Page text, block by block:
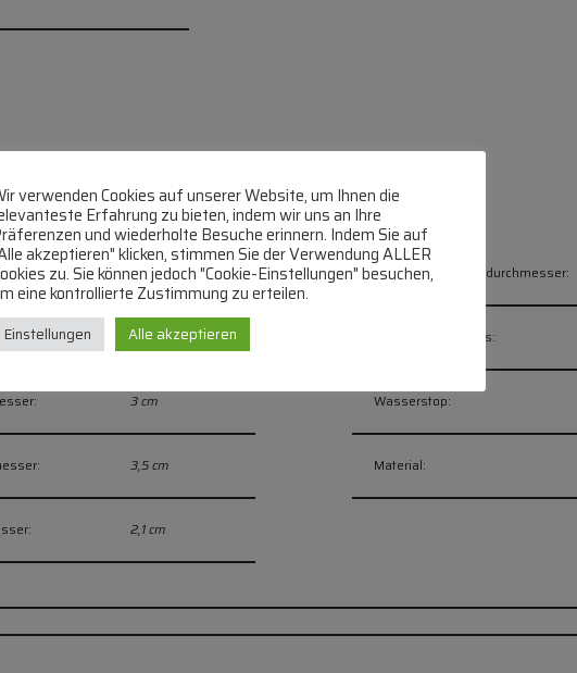
Ablaufschlauch
2,2 m
3 cm
3,5 cm
2,1 cm
Anschluss 2 Innendurchmesser:
Schlauchanschluss:
Wasserstop:
Material:
verwenden Cookies auf unserer Website, um Ihnen die
Erfahrung zu bieten, indem wir uns an Ihre
und wiederholte Besuche erinnern. Indem Sie auf
akzeptieren" klicken, stimmen Sie der Verwendung ALLER
zu. Sie können jedoch "Cookie-Einstellungen" besuchen,
eine kontrollierte Zustimmung zu erteilen.
Einstellungen Alle akzeptieren